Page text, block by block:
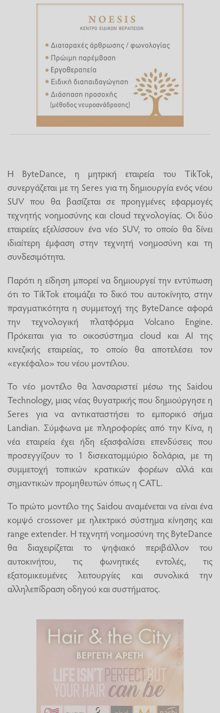
Η ByteDance, η μητρική εταιρεία του TikTok,
συνεργάζεται με τη Seres για τη δημιουργία ενός νέου
SUV που θα βασίζεται σε προηγμένες εφαρμογές
τεχνητής νοημοσύνης και cloud τεχνολογίας. Οι δύο
εταιρείες εξελίσσουν ένα νέο SUV, το οποίο θα δίνει
ιδιαίτερη έμφαση στην τεχνητή νοημοσύνη και τη
συνδεσιμότητα.
Παρότι η είδηση μπορεί να δημιουργεί την εντύπωση
ότι το TikTok ετοιμάζει το δικό του αυτοκίνητο, στην
πραγματικότητα η συμμετοχή της ByteDance αφορά
την τεχνολογική πλατφόρμα Volcano Engine.
Πρόκειται για το οικοσύστημα cloud και AI της
κινεζικής εταιρείας, το οποίο θα αποτελέσει τον
«εγκέφαλο» του νέου μοντέλου.
Το νέο μοντέλο θα λανσαριστεί μέσω της Saidou
Technology, μιας νέας θυγατρικής που δημιούργησε η
Seres για να αντικαταστήσει το εμπορικό σήμα
Landian. Σύμφωνα με πληροφορίες από την Κίνα, η
νέα εταιρεία έχει ήδη εξασφαλίσει επενδύσεις που
προσεγγίζουν το 1 δισεκατομμύριο δολάρια, με τη
συμμετοχή τοπικών κρατικών φορέων αλλά και
σημαντικών προμηθευτών όπως η CATL.
Το πρώτο μοντέλο της Saidou αναμένεται να είναι ένα
κομψό crossover με ηλεκτρικό σύστημα κίνησης και
range extender. Η τεχνητή νοημοσύνη της ByteDance
θα διαχειρίζεται το ψηφιακό περιβάλλον του
αυτοκινήτου, τις φωνητικές εντολές, τις
εξατομικευμένες λειτουργίες και συνολικά την
αλληλεπίδραση οδηγού και συστήματος.